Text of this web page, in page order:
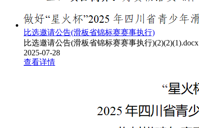
比选邀请公告(滑板省锦标赛赛事执行)
比选邀请公告(滑板省锦标赛赛事执行)(2)(2)(1).docx
2025-07-28
查看详情